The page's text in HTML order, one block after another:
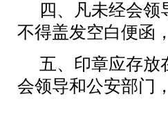
四、凡未经会
不得盖发空白便函
五、印章应存放
会领导和公安部门